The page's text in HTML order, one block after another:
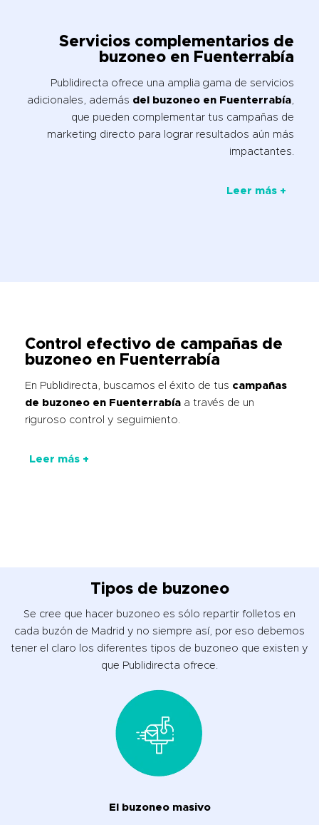
Servicios complementarios de
buzoneo en Fuenterrabía
Publidirecta ofrece una amplia gama de servicios
adicionales, además del buzoneo en Fuenterrabía
que pueden complementar tus campañas de
marketing directo para lograr resultados aún más
impactantes.
Leer más +
Control efectivo de campañas de
buzoneo en Fuenterrabía
En Publidirecta, buscamos el éxito de tus campañas
de buzoneo en Fuenterrabía a través de un
riguroso control y seguimiento.
Leer más +
Tipos de buzoneo
Se cree que hacer buzoneo es sólo repartir folletos en
cada buzón de Madrid y no siempre así, por eso debemos
tener el claro los diferentes tipos de buzoneo que existen y
que Publidirecta ofrece.
El buzoneo masivo